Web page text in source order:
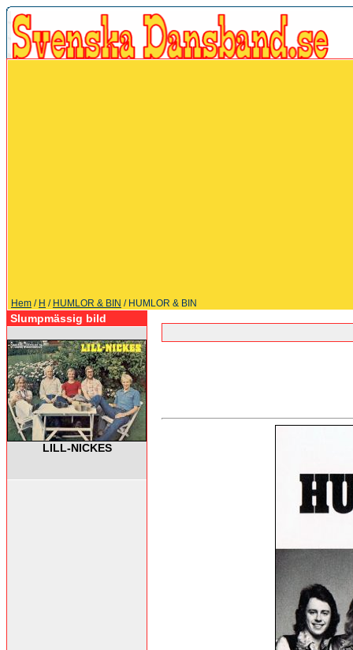
Hem / H / HUMLOR & BIN / HUMLOR & BIN
Slumpmässig bild
LILL-NICKES